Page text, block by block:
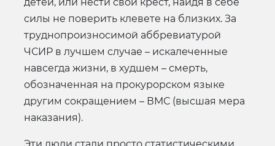
силы не поверить клевете на близких. За
труднопроизносимой аббревиатурой
ЧСИР в лучшем случае – искалеченные
навсегда жизни, в худшем – смерть,
обозначенная на прокурорском языке
другим сокращением – ВМС (высшая мера
наказания).